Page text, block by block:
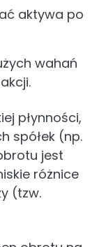
aktywa po
wahań
płynności,
spółek (np.
jest
różnice
(tzw.